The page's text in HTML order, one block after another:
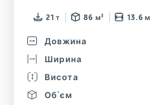
21 т 86 м³ 13.6 м
Довжина
Ширина
Висота
Об`єм